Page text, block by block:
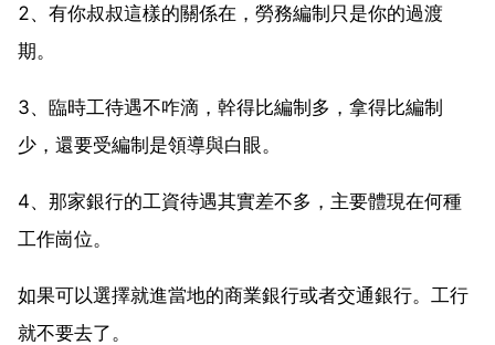
2、有你叔叔這樣的關係在，勞務編制只是你的過渡
期。
3、臨時工待遇不咋滴，幹得比編制多，拿得比編制
少，還要受編制是領導與白眼。
4、那家銀行的工資待遇其實差不多，主要體現在何種
工作崗位。
如果可以選擇就進當地的商業銀行或者交通銀行。工行
就不要去了。